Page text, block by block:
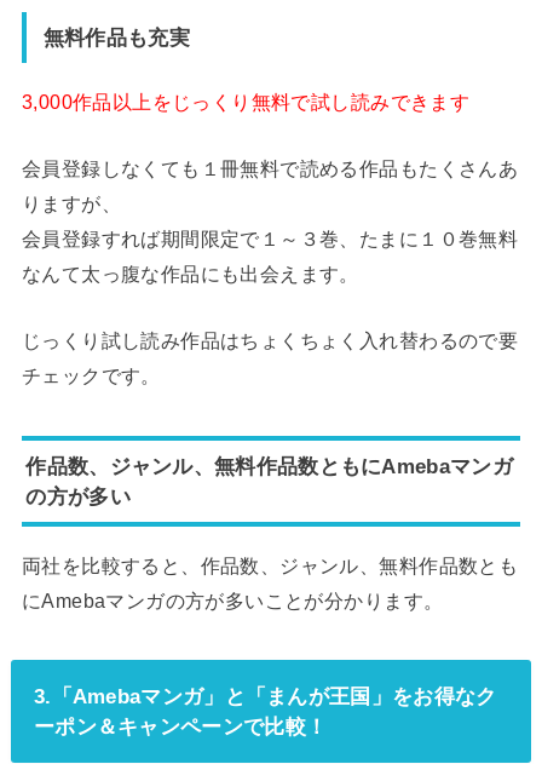
無料作品も充実
3,000作品以上をじっくり無料で試し読みできます
会員登録しなくても１冊無料で読める作品もたくさんあ
りますが、
会員登録すれば期間限定で１～３巻、たまに１０巻無料
なんて太っ腹な作品にも出会えます。
じっくり試し読み作品はちょくちょく入れ替わるので要
チェックです。
作品数、ジャンル、無料作品数ともにAmebaマンガ
の方が多い
両社を比較すると、作品数、ジャンル、無料作品数とも
にAmebaマンガの方が多いことが分かります。
3.「Amebaマンガ」と「まんが王国」をお得なク
ーポン＆キャンペーンで比較！